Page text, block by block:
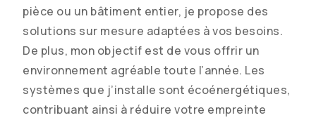
pièce ou un bâtiment entier, je propose des
solutions sur mesure adaptées à vos besoins.
De plus, mon objectif est de vous offrir un
environnement agréable toute l’année. Les
systèmes que j’installe sont écoénergétiques,
contribuant ainsi à réduire votre empreinte